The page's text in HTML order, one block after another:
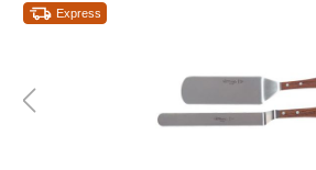
Express